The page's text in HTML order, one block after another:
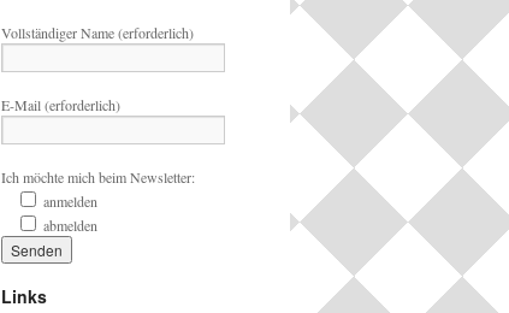
Vollständiger Name (erforderlich)
E-Mail (erforderlich)
Ich möchte mich beim Newsletter:
anmelden
abmelden
Links